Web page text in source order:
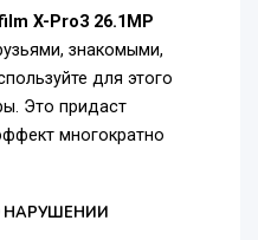
X-Pro3 26.1MP
знакомыми,
для этого
Это придаст
многократно
НАРУШЕНИИ